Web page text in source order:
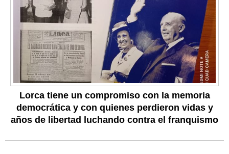
Lorca tiene un compromiso con la memoria
democrática y con quienes perdieron vidas y
años de libertad luchando contra el franquismo